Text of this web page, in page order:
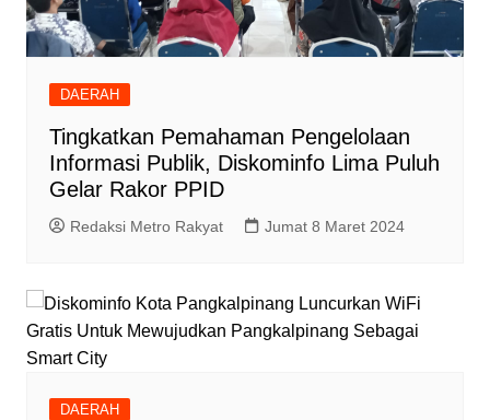
DAERAH
Tingkatkan Pemahaman Pengelolaan
Informasi Publik, Diskominfo Lima Puluh
Gelar Rakor PPID
Redaksi Metro Rakyat Jumat 8 Maret 2024
DAERAH